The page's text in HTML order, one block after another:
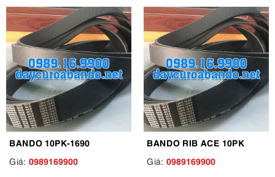
BANDO 10PK-1690
Giá: 0989169900
BANDO RIB ACE 10PK
Giá: 0989169900